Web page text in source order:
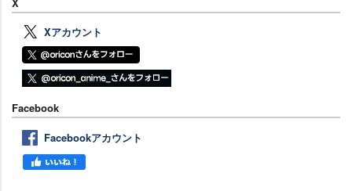
X
Xアカウント
Facebook
Facebookアカウント